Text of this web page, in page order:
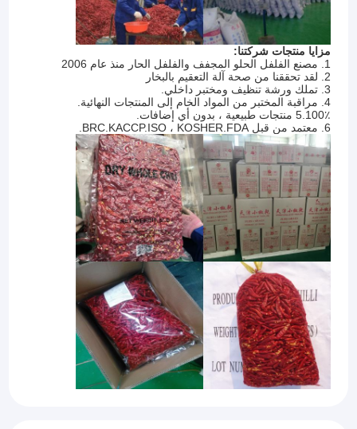
مزايا منتجات شركتنا:
1. مصنع الفلفل الحلو المجفف والفلفل الحار منذ عام 2006
2. لقد تحققنا من صحة آلة التعقيم بالبخار
3. تملك ورشة تنظيف ومختبر داخلي.
4. مراقبة المختبر من المواد الخام إلى المنتجات النهائية.
5.100٪ منتجات طبيعية ، بدون أي إضافات.
6. معتمد من قبل BRC.KACCP.ISO ، KOSHER.FDA.